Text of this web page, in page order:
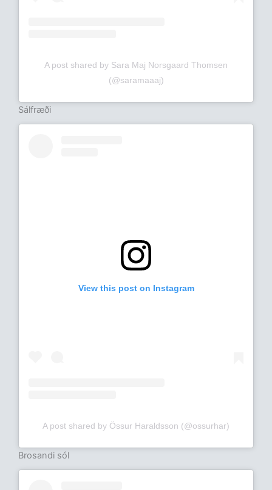
A post shared by Sara Maj Norsgaard Thomsen
(@saramaaaj)
Sálfræði
View this post on Instagram
A post shared by Össur Haraldsson (@ossurhar)
Brosandi sól